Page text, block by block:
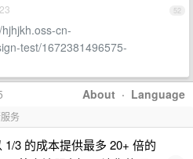
52
cn-
test/1672381496575-
About · Language
务
3 的成本提供最多 20+ 倍的